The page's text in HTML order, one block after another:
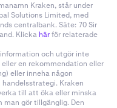
Kraken, står under
Solutions Limited, med
centralbank. Säte: 70 Sir
Klicka härför relaterade
och utgör inte
en rekommendation eller
eller inneha någon
Kraken
till att öka eller minska
gör tillgänglig. Den